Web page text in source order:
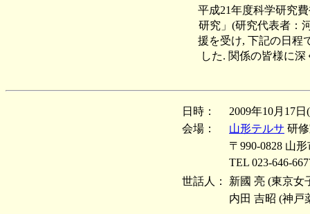
平成21年度科学研究
研究」(研究代表者：
援を受け, 下記の日程
した. 関係の皆様に
日時：
2009年10月17
会場：
山形テルサ 研
〒990-0828 山
TEL 023-646-
世話人：
新國 亮 (東京女
内田 吉昭 (神戸